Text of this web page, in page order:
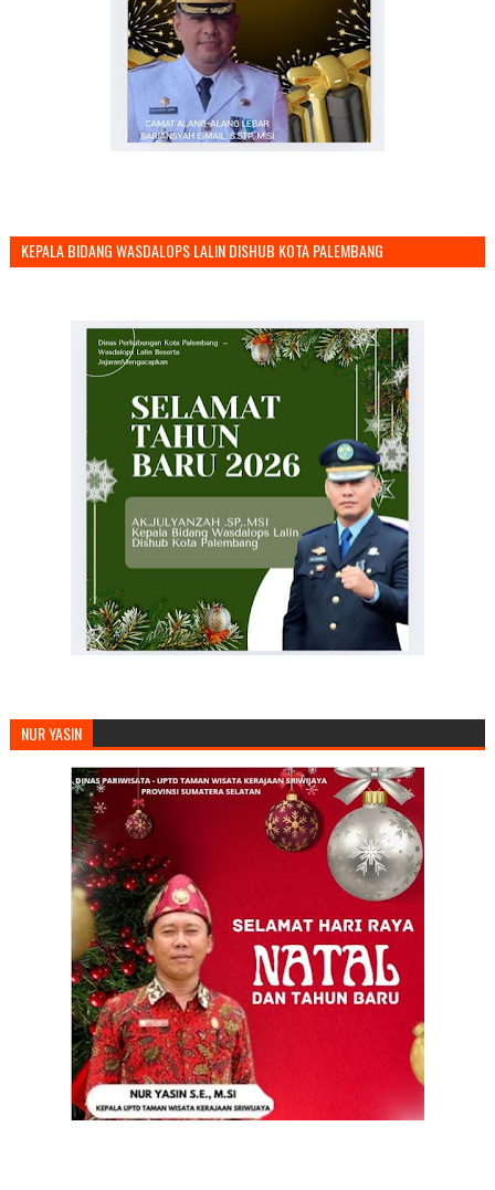
KEPALA BIDANG WASDALOPS LALIN DISHUB KOTA PALEMBANG
NUR YASIN